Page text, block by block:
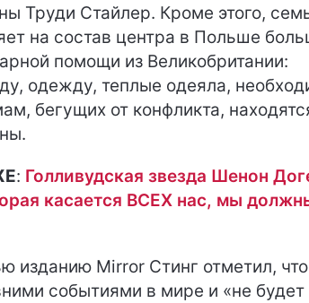
Труди Стайлер. Кроме этого,
на состав центра в Польше
помощи из Великобритании:
одежду, теплые одеяла,
бегущих от конфликта,
: Голливудская звезда Шенон
касается ВСЕХ нас, мы
изданию Mirror Cтинг отметил, что
событиями в мире и «не будет